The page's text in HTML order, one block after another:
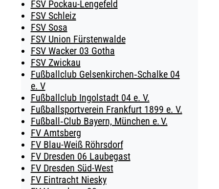
FSV Pockau-Lengefeld
FSV Schleiz
FSV Sosa
FSV Union Fürstenwalde
FSV Wacker 03 Gotha
FSV Zwickau
Fußballclub Gelsenkirchen‑Schalke 04
e. V
Fußballclub Ingolstadt 04 e. V.
Fußballsportverein Frankfurt 1899 e. V.
Fußball‑Club Bayern, München e. V.
FV Amtsberg
FV Blau-Weiß Röhrsdorf
FV Dresden 06 Laubegast
FV Dresden Süd-West
FV Eintracht Niesky